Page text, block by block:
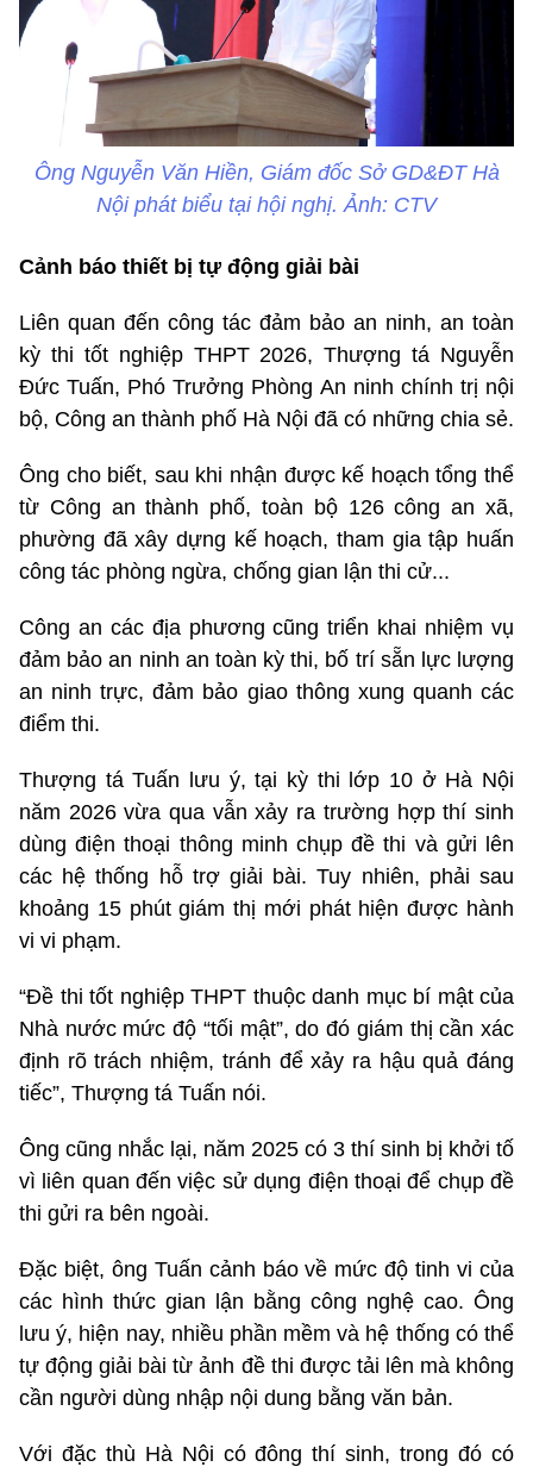
Ông Nguyễn Văn Hiền, Giám đốc Sở GD&ĐT Hà
Nội phát biểu tại hội nghị. Ảnh: CTV
Cảnh báo thiết bị tự động giải bài
Liên quan đến công tác đảm bảo an ninh, an toàn
kỳ thi tốt nghiệp THPT 2026, Thượng tá Nguyễn
Đức Tuấn, Phó Trưởng Phòng An ninh chính trị nội
bộ, Công an thành phố Hà Nội đã có những chia sẻ.
Ông cho biết, sau khi nhận được kế hoạch tổng thể
từ Công an thành phố, toàn bộ 126 công an xã,
phường đã xây dựng kế hoạch, tham gia tập huấn
công tác phòng ngừa, chống gian lận thi cử...
Công an các địa phương cũng triển khai nhiệm vụ
đảm bảo an ninh an toàn kỳ thi, bố trí sẵn lực lượng
an ninh trực, đảm bảo giao thông xung quanh các
điểm thi.
Thượng tá Tuấn lưu ý, tại kỳ thi lớp 10 ở Hà Nội
năm 2026 vừa qua vẫn xảy ra trường hợp thí sinh
dùng điện thoại thông minh chụp đề thi và gửi lên
các hệ thống hỗ trợ giải bài. Tuy nhiên, phải sau
khoảng 15 phút giám thị mới phát hiện được hành
vi vi phạm.
“Đề thi tốt nghiệp THPT thuộc danh mục bí mật của
Nhà nước mức độ “tối mật”, do đó giám thị cần xác
định rõ trách nhiệm, tránh để xảy ra hậu quả đáng
tiếc”, Thượng tá Tuấn nói.
Ông cũng nhắc lại, năm 2025 có 3 thí sinh bị khởi tố
vì liên quan đến việc sử dụng điện thoại để chụp đề
thi gửi ra bên ngoài.
Đặc biệt, ông Tuấn cảnh báo về mức độ tinh vi của
các hình thức gian lận bằng công nghệ cao. Ông
lưu ý, hiện nay, nhiều phần mềm và hệ thống có thể
tự động giải bài từ ảnh đề thi được tải lên mà không
cần người dùng nhập nội dung bằng văn bản.
Với đặc thù Hà Nội có đông thí sinh, trong đó có